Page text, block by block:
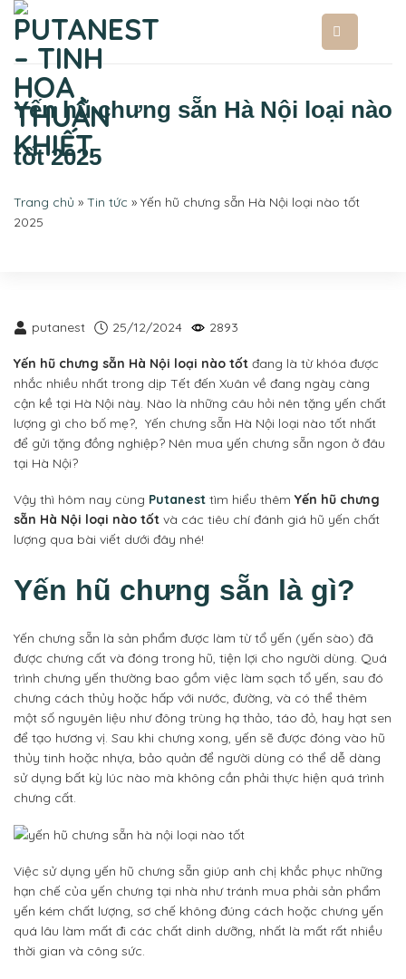
Bỏ
qua
nội
dung
Yến hũ chưng sẵn Hà Nội loại nào
tốt 2025
Trang chủ » Tin tức » Yến hũ chưng sẵn Hà Nội loại nào tốt
2025
putanest 25/12/2024 2893
Yến hũ chưng sẵn Hà Nội loại nào tốt đang là từ khóa được
nhắc nhiều nhất trong dịp Tết đến Xuân về đang ngày càng
cận kề tại Hà Nội này. Nào là những câu hỏi nên tặng yến chất
lượng gì cho bố mẹ?, Yến chưng sẵn Hà Nội loại nào tốt nhất
để gửi tặng đồng nghiệp? Nên mua yến chưng sẵn ngon ở đâu
tại Hà Nội?
Vậy thì hôm nay cùng Putanest tìm hiểu thêm Yến hũ chưng
sẵn Hà Nội loại nào tốt và các tiêu chí đánh giá hũ yến chất
lượng qua bài viết dưới đây nhé!
Yến hũ chưng sẵn là gì?
Yến chưng sẵn là sản phẩm được làm từ tổ yến (yến sào) đã
được chưng cất và đóng trong hũ, tiện lợi cho người dùng. Quá
trình chưng yến thường bao gồm việc làm sạch tổ yến, sau đó
chưng cách thủy hoặc hấp với nước, đường, và có thể thêm
một số nguyên liệu như đông trùng hạ thảo, táo đỏ, hay hạt sen
để tạo hương vị. Sau khi chưng xong, yến sẽ được đóng vào hũ
thủy tinh hoặc nhựa, bảo quản để người dùng có thể dễ dàng
sử dụng bất kỳ lúc nào mà không cần phải thực hiện quá trình
chưng cất.
Việc sử dụng yến hũ chưng sẵn giúp anh chị khắc phục những
hạn chế của yến chưng tại nhà như tránh mua phải sản phẩm
yến kém chất lượng, sơ chế không đúng cách hoặc chưng yến
quá lâu làm mất đi các chất dinh dưỡng, nhất là mất rất nhiều
thời gian và công sức.